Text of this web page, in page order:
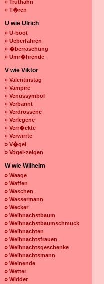
» Truthahn
» T�ren
U wie Ulrich
» U-boot
» Ueberfahren
» �berraschung
» Umr�hrende
V wie Viktor
» Valentinstag
» Vampire
» Venussymbol
» Verbannt
» Verdrossene
» Verlegene
» Verr�ckte
» Verwirrte
» V�gel
» Vogel-zeigen
W wie Wilhelm
» Waage
» Waffen
» Waschen
» Wassermann
» Wecker
» Weihnachstbaum
» Weihnachstbaumschmuck
» Weihnachten
» Weihnachtsfrauen
» Weihnachtsgeschenke
» Weihnachtsmann
» Weinende
» Wetter
» Widder